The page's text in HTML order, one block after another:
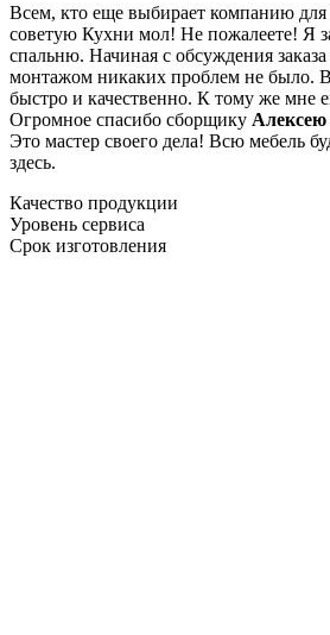
Всем, кто еще выбирает компанию для
советую Кухни мол! Не пожалеете! Я
спальню. Начиная с обсуждения заказа
монтажом никаких проблем не было.
быстро и качественно. К тому же мне
Огромное спасибо сборщику Алексею
Это мастер своего дела! Всю мебель
здесь.
Качество продукции
Уровень сервиса
Срок изготовления